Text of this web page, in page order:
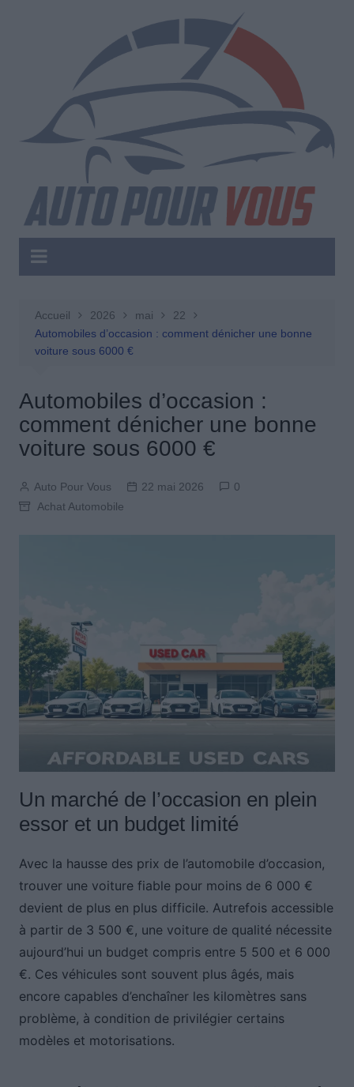
Accueil 2026 mai
22
Automobiles d’occasion : comment dénicher une bonne
voiture sous 6000 €
Automobiles d’occasion :
comment dénicher une bonne
voiture sous 6000 €
Auto Pour Vous 22 mai 2026
0
Achat Automobile
Un marché de l’occasion en plein
essor et un budget limité
Avec la hausse des prix de l’automobile d’occasion,
trouver une voiture fiable pour moins de 6 000 €
devient de plus en plus difficile. Autrefois accessible
à partir de 3 500 €, une voiture de qualité nécessite
aujourd’hui un budget compris entre 5 500 et 6 000
€. Ces véhicules sont souvent plus âgés, mais
encore capables d’enchaîner les kilomètres sans
problème, à condition de privilégier certains
modèles et motorisations.